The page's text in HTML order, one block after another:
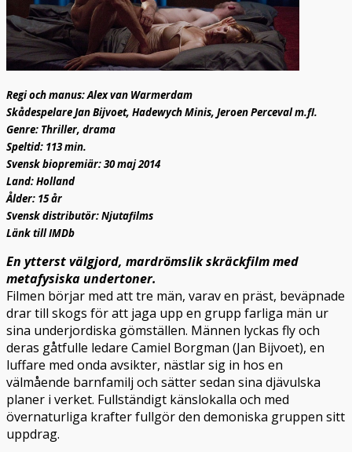
Regi och manus: Alex van Warmerdam
Skådespelare Jan Bijvoet, Hadewych Minis, Jeroen Perceval m.fl.
Genre: Thriller, drama
Speltid: 113 min.
Svensk biopremiär: 30 maj 2014
Land: Holland
Ålder: 15 år
Svensk distributör: Njutafilms
Länk till IMDb
En ytterst välgjord, mardrömslik skräckfilm med
metafysiska undertoner.
Filmen börjar med att tre män, varav en präst, beväpnade
drar till skogs för att jaga upp en grupp farliga män ur
sina underjordiska gömställen. Männen lyckas fly och
deras gåtfulle ledare Camiel Borgman (Jan Bijvoet), en
luffare med onda avsikter, nästlar sig in hos en
välmående barnfamilj och sätter sedan sina djävulska
planer i verket. Fullständigt känslokalla och med
övernaturliga krafter fullgör den demoniska gruppen sitt
uppdrag.